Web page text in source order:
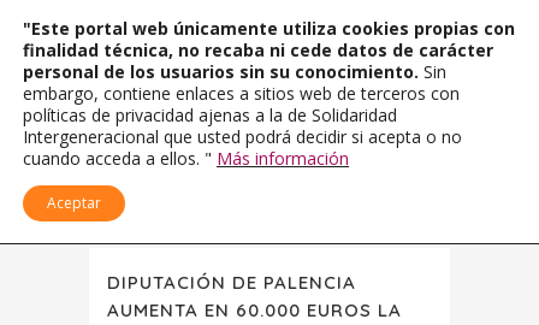
DIPUTACIÓN DE PALENCIA
AUMENTA EN 60.000 EUROS LA
"Este portal web únicamente utiliza cookies propias con
finalidad técnica, no recaba ni cede datos de carácter
personal de los usuarios sin su conocimiento. Sin
embargo, contiene enlaces a sitios web de terceros con
políticas de privacidad ajenas a la de Solidaridad
Intergeneracional que usted podrá decidir si acepta o no
cuando acceda a ellos. " Más información
Aceptar